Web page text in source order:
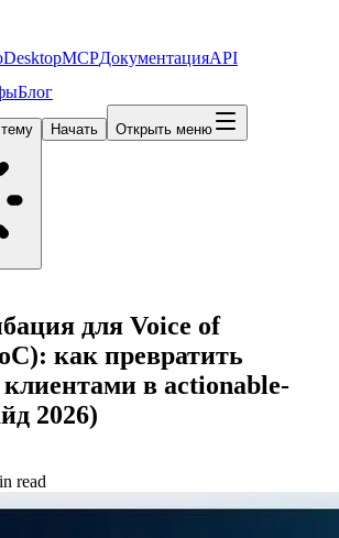
DesktopMCPДокументацияAPI
Блог
Начать Открыть меню
для Voice of
как превратить
клиентами в actionable-
2026)
read